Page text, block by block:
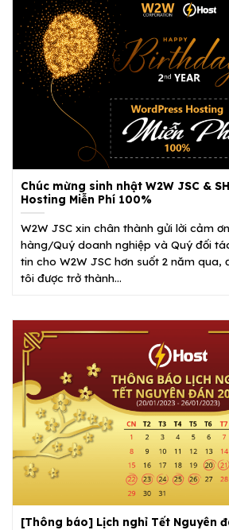
Chúc mừng sinh nhật W2W JSC &
Hosting Miễn Phí 100%
W2W JSC xin chân thành gửi lời cảm
hàng/Quý doanh nghiệp và Quý đối
tin cho W2W JSC hơn suốt 2 năm qua,
tôi được trở thành...
[Thông báo] Lịch nghỉ Tết Nguyên